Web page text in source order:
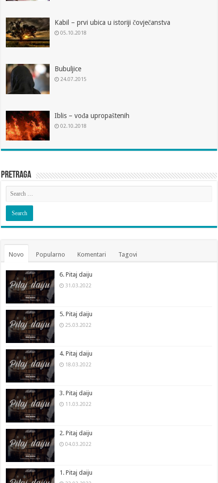
Kabil – prvi ubica u istoriji čovječanstva
05.10.2018
Bubuljice
24.07.2015
Iblis – vođa upropaštenih
02.10.2018
Pretraga
Novo Popularno Komentari Tagovi
6. Pitaj daiju
31.03.2022
5. Pitaj daiju
25.03.2022
4. Pitaj daiju
18.03.2022
3. Pitaj daiju
11.03.2022
2. Pitaj daiju
04.03.2022
1. Pitaj daiju